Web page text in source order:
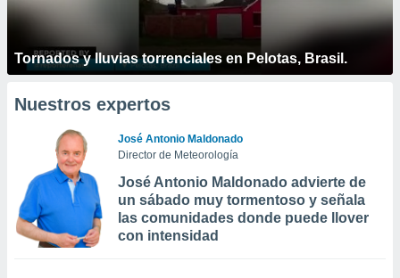
Tornados y lluvias torrenciales en Pelotas, Brasil.
Nuestros expertos
José Antonio Maldonado
Director de Meteorología
José Antonio Maldonado advierte de
un sábado muy tormentoso y señala
las comunidades donde puede llover
con intensidad